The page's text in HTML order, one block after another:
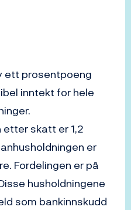
ett prosentpoeng
inntekt for hele
skatt er 1,2
er
Fordelingen er på
husholdningene
som bankinnskudd